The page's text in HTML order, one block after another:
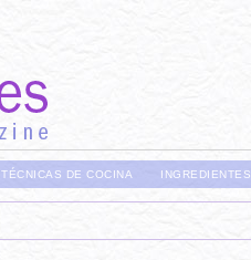
TÉCNICAS DE COCINA INGREDIENTES